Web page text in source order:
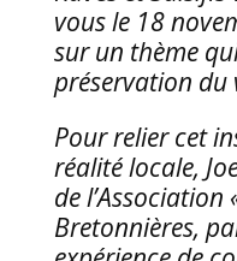
vous le 18
sur un thème
préservation du
Pour relier cet
réalité locale,
de l’Association
Bretonnières,